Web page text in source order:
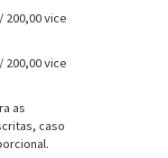
200,00 vice
200,00 vice
as
caso